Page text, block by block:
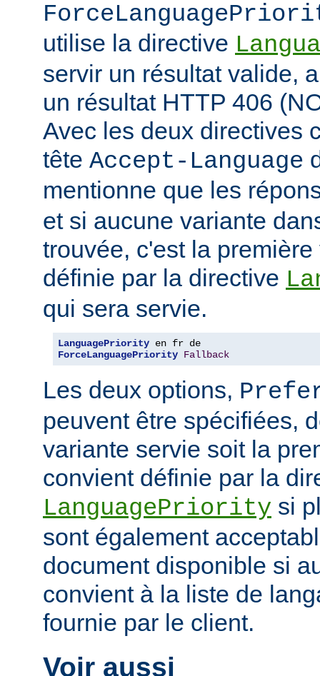
utilise la directive
servir un résultat valide,
un résultat HTTP 406
Avec les deux directives
tête Accept-Language
mentionne que les
et si aucune variante
trouvée, c'est la
définie par la directive
qui sera servie.
LanguagePriority
ForceLanguagePriority Fallback
Les deux options,
peuvent être spécifiées,
variante servie soit la
convient définie par la
LanguagePriority si
sont également
document disponible si
convient à la liste de
fournie par le client.
Voir aussi